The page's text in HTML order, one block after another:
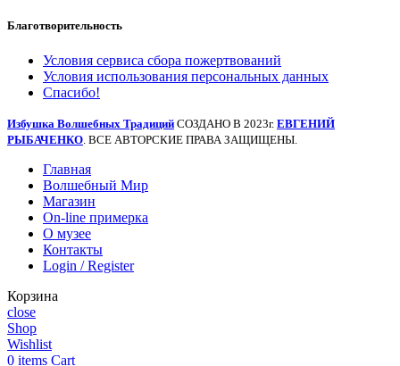
Благотворительность
Условия сервиса сбора пожертвований
Условия использования персональных данных
Спасибо!
Избушка Волшебных Традиций СОЗДАНО В 2023г. ЕВГЕНИЙ
РЫБАЧЕНКО. ВСЕ АВТОРСКИЕ ПРАВА ЗАЩИЩЕНЫ.
Главная
Волшебный Мир
Магазин
On-line примерка
О музее
Контакты
Login / Register
Корзина
close
Shop
Wishlist
0 items Cart